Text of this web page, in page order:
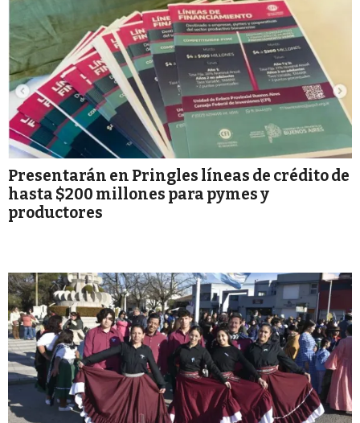
Presentarán en Pringles líneas de crédito de
hasta $200 millones para pymes y
productores